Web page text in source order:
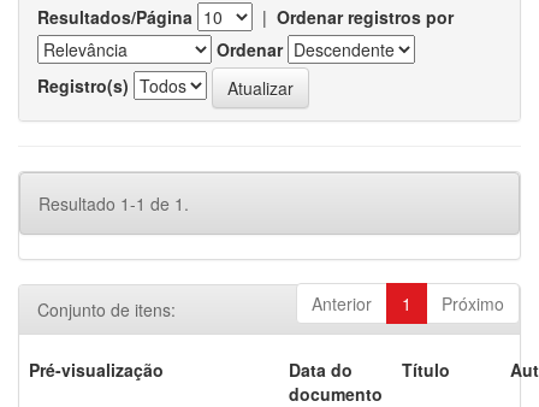
Resultados/Página | Ordenar registros por
Ordenar
Registro(s)
Resultado 1-1 de 1.
Anterior 1 Próximo
Conjunto de itens:
Pré-visualização
Data do
documento
Título